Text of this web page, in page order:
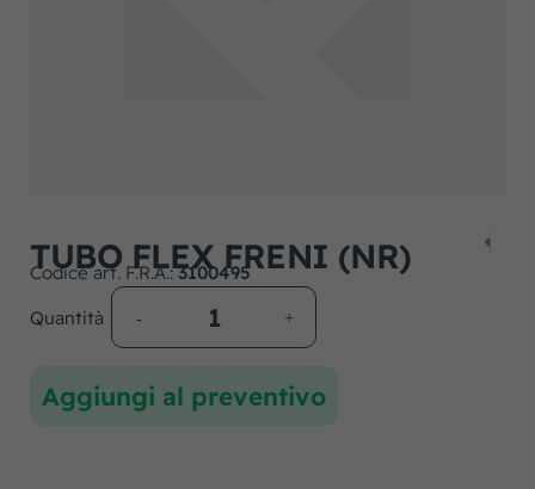
TUBO FLEX FRENI (NR)
Codice art. F.R.A.:3100495
Quantità
Aggiungi al preventivo